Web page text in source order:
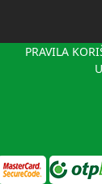
PRAVILA